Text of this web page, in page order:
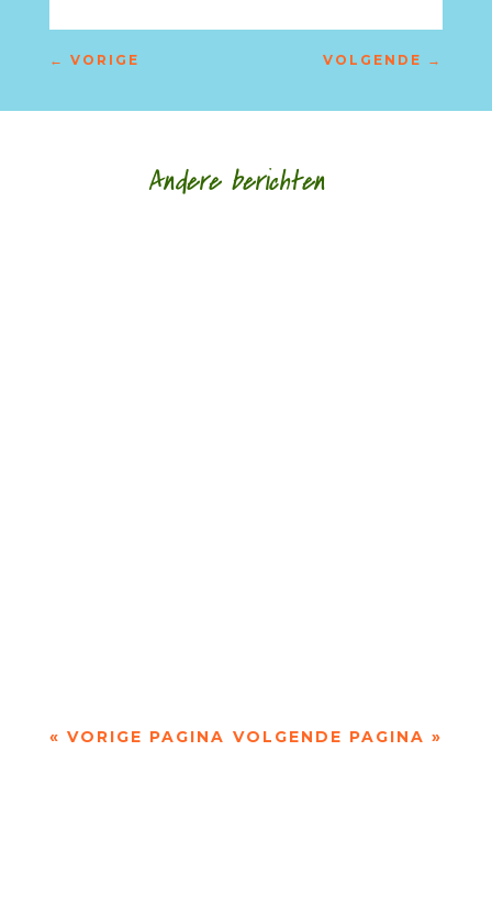
← VORIGE VOLGENDE →
Andere berichten
« VORIGE PAGINA VOLGENDE PAGINA »